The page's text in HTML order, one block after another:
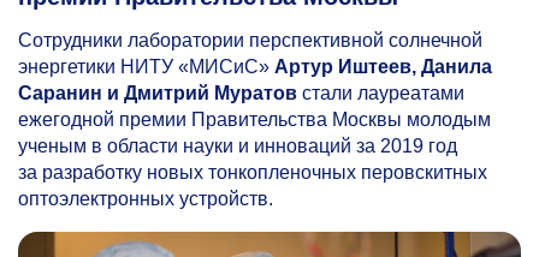
Сотрудники лаборатории перспективной солнечной
энергетики НИТУ «МИСиС» Артур Иштеев, Данила
Саранин и Дмитрий Муратов стали лауреатами
ежегодной премии Правительства Москвы молодым
ученым в области науки и инноваций за 2019 год
за разработку новых тонкопленочных перовскитных
оптоэлектронных устройств.